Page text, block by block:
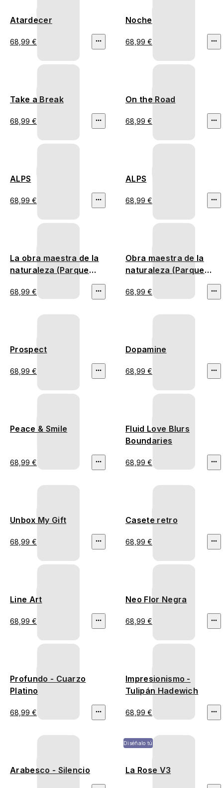
Atardecer
68,99 €
Noche
68,99 €
Take a Break
68,99 €
On the Road
68,99 €
ALPS
68,99 €
ALPS
68,99 €
La obra maestra de la
naturaleza (Parque
Nacional de Yosemite)
68,99 €
Obra maestra de la
naturaleza (Parque
68,99 €
Prospect
68,99 €
Dopamine
68,99 €
Peace & Smile
68,99 €
Fluid Love Blurs
Boundaries
68,99 €
Unbox My Gift
68,99 €
Casete retro
68,99 €
Line Art
68,99 €
Neo Flor Negra
68,99 €
Profundo - Cuarzo
Platino
68,99 €
Impresionismo -
Tulipán Hadewich
68,99 €
Arabesco - Silencio
Diséñalo tú
La Rose V3